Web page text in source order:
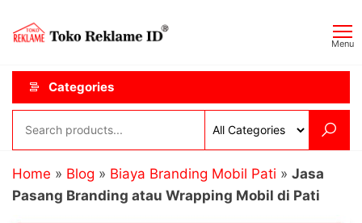
content
ID
Menu
Categories
Home » Blog » Biaya Branding Mobil Pati » Jasa
Pasang Branding atau Wrapping Mobil di Pati